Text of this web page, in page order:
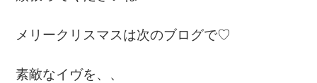
メリークリスマスは次のブログで♡
素敵なイヴを、、